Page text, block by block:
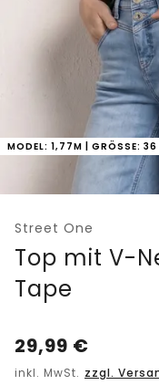
MODEL: 1,77M | GRÖSSE: 36
Street One
Top mit V-
Tape
29,99 €
inkl. MwSt. zzgl.